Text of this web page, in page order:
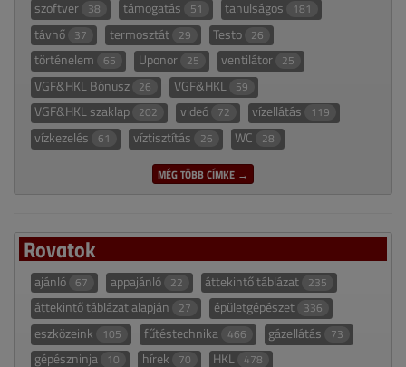
szoftver 38 támogatás 51 tanulságos 181
távhő 37 termosztát 29 Testo 26
történelem 65 Uponor 25 ventilátor 25
VGF&HKL Bónusz 26 VGF&HKL 59
VGF&HKL szaklap 202 videó 72 vízellátás 119
vízkezelés 61 víztisztítás 26 WC 28
MÉG TÖBB CÍMKE →
Rovatok
ajánló 67 appajánló 22 áttekintő táblázat 235
áttekintő táblázat alapján 27 épületgépészet 336
eszközeink 105 fűtéstechnika 466 gázellátás 73
gépészninja 10 hírek 70 HKL 478